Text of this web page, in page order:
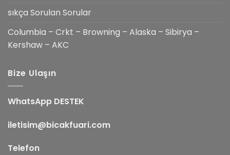
sıkça Sorulan Sorular
Columbia – Crkt – Browning – Alaska – Sibirya –
Kershaw – AKC
Bize Ulaşın
WhatsApp DESTEK
iletisim@bicakfuari.com
Telefon